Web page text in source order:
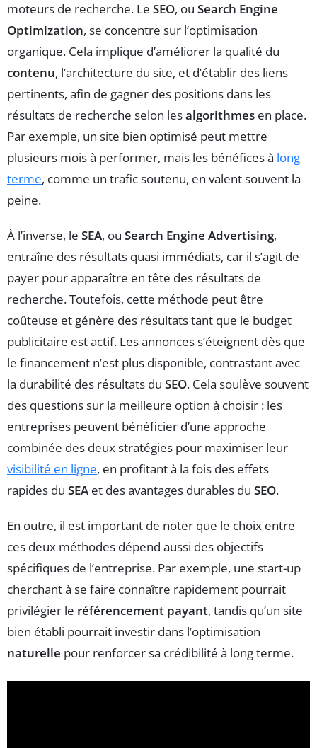
moteurs de recherche. Le SEO, ou Search Engine
Optimization, se concentre sur l’optimisation
organique. Cela implique d’améliorer la qualité du
contenu, l’architecture du site, et d’établir des liens
pertinents, afin de gagner des positions dans les
résultats de recherche selon lesalgorithmes en place.
Par exemple, un site bien optimisé peut mettre
plusieurs mois à performer, mais les bénéfices à long
terme, comme un trafic soutenu, en valent souvent la
peine.
À l’inverse, le SEA, ou Search Engine Advertising,
entraîne des résultats quasi immédiats, car il s’agit de
payer pour apparaître en tête des résultats de
recherche. Toutefois, cette méthode peut être
coûteuse et génère des résultats tant que le budget
publicitaire est actif. Les annonces s’éteignent dès que
le financement n’est plus disponible, contrastant avec
la durabilité des résultats du SEO. Cela soulève souvent
des questions sur la meilleure option à choisir : les
entreprises peuvent bénéficier d’une approche
combinée des deux stratégies pour maximiser leur
visibilité en ligne, en profitant à la fois des effets
rapides du SEA et des avantages durables du SEO.
En outre, il est important de noter que le choix entre
ces deux méthodes dépend aussi des objectifs
spécifiques de l’entreprise. Par exemple, une start-up
cherchant à se faire connaître rapidement pourrait
privilégier le référencement payant, tandis qu’un site
bien établi pourrait investir dans l’optimisation
naturelle pour renforcer sa crédibilité à long terme.